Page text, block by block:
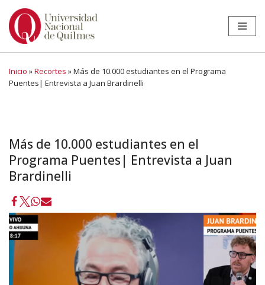
Ir
Inicio »Recortes »Más de 10.000 estudiantes en el Programa
Puentes| Entrevista a Juan Brardinelli
Más de 10.000 estudiantes en el
Programa Puentes| Entrevista a Juan
Brardinelli